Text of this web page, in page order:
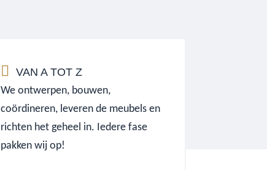
VAN A TOT Z
We ontwerpen, bouwen,
coördineren, leveren de meubels en
richten het geheel in. Iedere fase
pakken wij op!